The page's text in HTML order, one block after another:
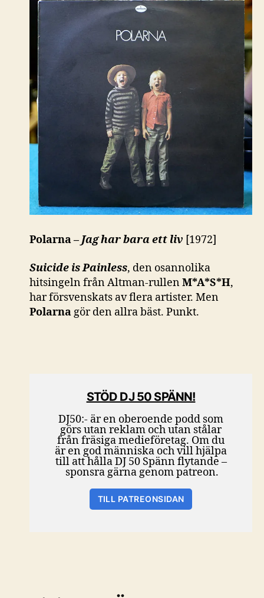
Polarna – Jag har bara ett liv [1972]
Suicide is Painless, den osannolika
hitsingeln från Altman-rullenM*A*S*H,
har försvenskats av flera artister. Men
Polarnagör den allra bäst. Punkt.
STÖD DJ 50 SPÄNN!
DJ50:- är en oberoende podd som
görs utan reklam och utan stålar
från fräsiga medieföretag. Om du
är en god människa och vill hjälpa
till att hålla DJ 50 Spänn flytande –
sponsra gärna genom patreon.
TILL PATREONSIDAN